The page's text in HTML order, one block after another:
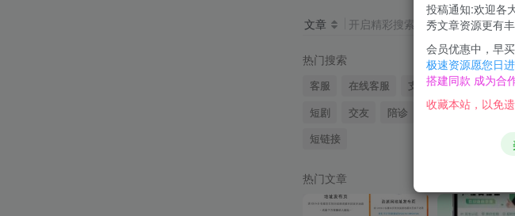
文章 开启精彩搜索
热门搜索
客服 在线客服 支付 进群 付费
短剧
交友 陪诊 论坛 公众号
短链接
热门文章
投稿通知:欢迎各
秀文章资源更有
会员优惠中，早
极速资源愿您日
搭建同款 成为合
收藏本站，以免